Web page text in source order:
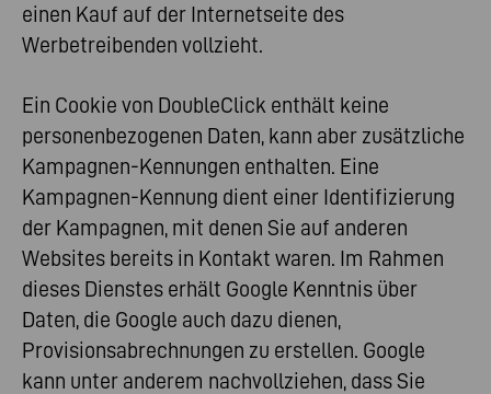
einen Kauf auf der Internetseite des
Werbetreibenden vollzieht.
Ein Cookie von DoubleClick enthält keine
personenbezogenen Daten, kann aber zusätzliche
Kampagnen-Kennungen enthalten. Eine
Kampagnen-Kennung dient einer Identifizierung
der Kampagnen, mit denen Sie auf anderen
Websites bereits in Kontakt waren. Im Rahmen
dieses Dienstes erhält Google Kenntnis über
Daten, die Google auch dazu dienen,
Provisionsabrechnungen zu erstellen. Google
kann unter anderem nachvollziehen, dass Sie